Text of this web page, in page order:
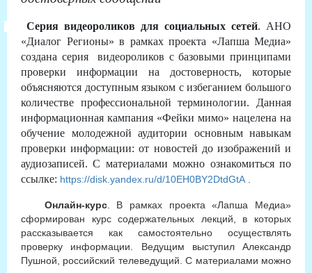
Серия видеороликов для социальных сетей. АНО
«Диалог Регионы» в рамках проекта «Лапша Медиа»
создана серия видеороликов с базовыми принципами
проверки информации на достоверность, которые
объясняются доступным языком с избеганием большого
количестве профессиональной терминологии. Данная
информационная кампания «Фейки мимо» нацелена на
обучение молодежной аудитории основным навыкам
проверки информации: от новостей до изображений и
аудиозаписей. С материалами можно ознакомиться по
ссылке: https://disk.yandex.ru/d/10EH0BY2DtdGtA.
Онлайн-курс. В рамках проекта «Лапша Медиа»
сформирован курс содержательных лекций, в которых
рассказывается как самостоятельно осуществлять
проверку информации. Ведущим выступил Александр
Пушной, российский телеведущий. С материалами можно